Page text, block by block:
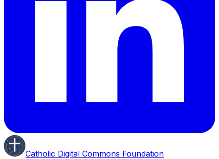
Catholic Digital Commons Foundation